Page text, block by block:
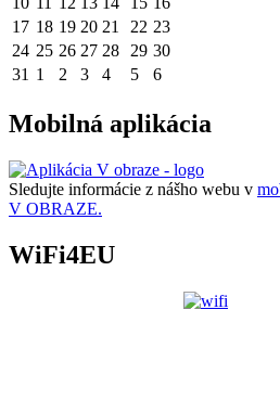
17 18 19 20 21 22 23
24 25 26 27 28 29 30
31 1 2 3 4 5 6
Mobilná aplikácia
Sledujte informácie z nášho webu v
V OBRAZE.
WiFi4EU